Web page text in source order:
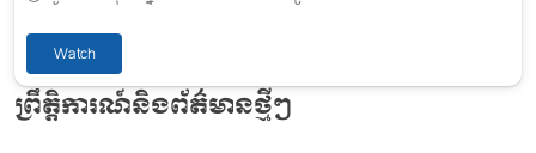
Watch
ព្រឹត្តិការណ៍និងព័ត៌មានថ្មីៗ